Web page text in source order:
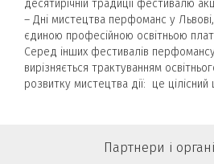
десятирічній традиції фестивалю
– Дні мистецтва перфоманс у
єдиною професійною освітньою
Серед інших фестивалів
вирізняється трактуванням
розвитку мистецтва дії: це цілісний
Партнери і